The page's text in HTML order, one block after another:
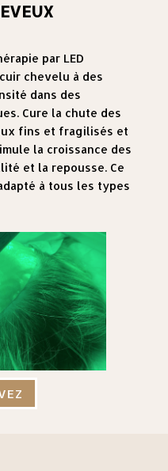
par LED
chevelu à des
dans des
Cure la chute des
fins et fragilisés et
la croissance des
et la repousse. Ce
à tous les types